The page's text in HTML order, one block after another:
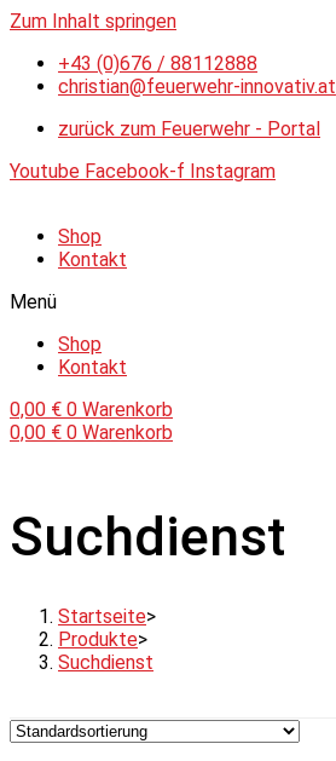
Zum Inhalt springen
+43 (0)676 / 88112888
christian@feuerwehr-innovativ.at
zurück zum Feuerwehr - Portal
Youtube Facebook-f Instagram
Shop
Kontakt
Menü
Shop
Kontakt
0,00 € 0 Warenkorb
0,00 € 0 Warenkorb
Suchdienst
Startseite>
Produkte>
Suchdienst